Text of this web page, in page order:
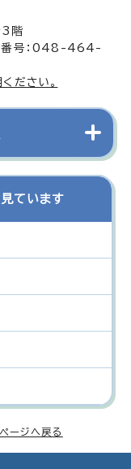
階
号：048-464-
ださい。
ています
ページへ戻る